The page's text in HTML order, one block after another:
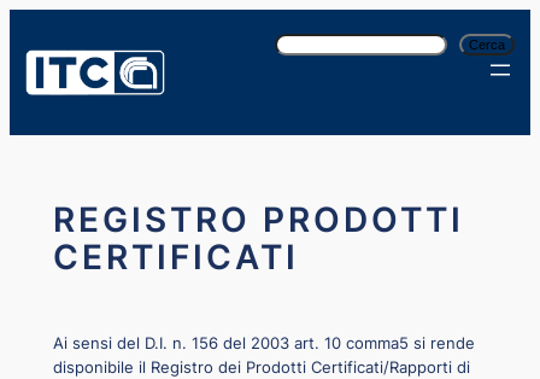
contenuto
C
Cerca
REGISTRO PRODOTTI
CERTIFICATI
Ai sensi del D.I. n. 156 del 2003 art. 10 comma5 si rende
disponibile il Registro dei Prodotti Certificati/Rapporti di